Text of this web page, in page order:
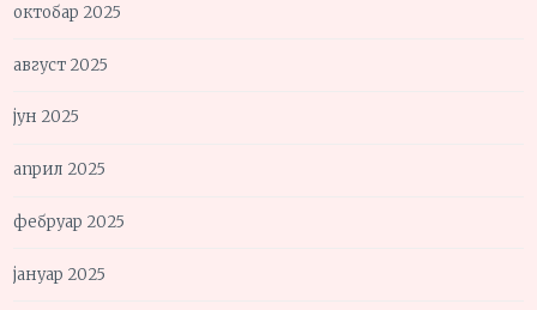
октобар 2025
август 2025
јун 2025
април 2025
фебруар 2025
јануар 2025